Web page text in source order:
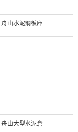
舟山水泥鋼板庫
舟山大型水泥倉